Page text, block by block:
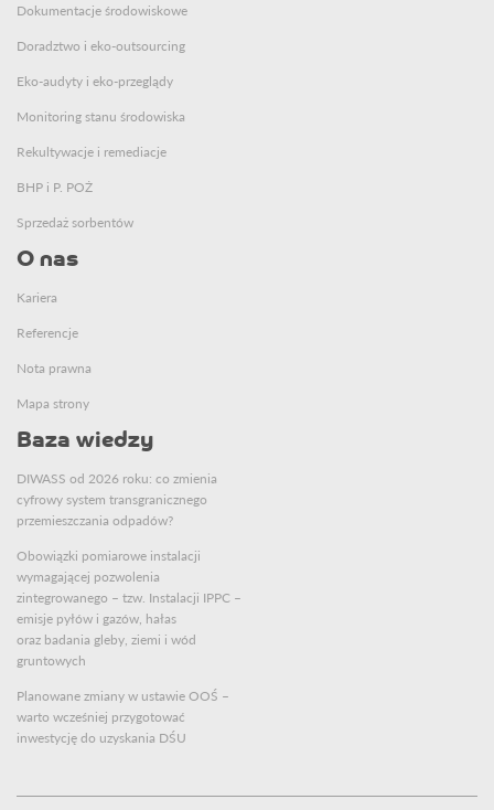
Dokumentacje środowiskowe
Doradztwo i eko-outsourcing
Eko-audyty i eko-przeglądy
Monitoring stanu środowiska
Rekultywacje i remediacje
BHP i P. POŻ
Sprzedaż sorbentów
O nas
Kariera
Referencje
Nota prawna
Mapa strony
Baza wiedzy
DIWASS od 2026 roku: co zmienia
cyfrowy system transgranicznego
przemieszczania odpadów?
Obowiązki pomiarowe instalacji
wymagającej pozwolenia
zintegrowanego – tzw. Instalacji IPPC –
emisje pyłów i gazów, hałas
oraz badania gleby, ziemi i wód
gruntowych
Planowane zmiany w ustawie OOŚ –
warto wcześniej przygotować
inwestycję do uzyskania DŚU